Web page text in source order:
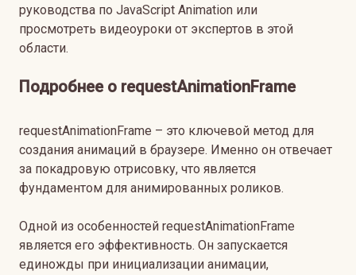
руководства по JavaScript Animation или
просмотреть видеоуроки от экспертов в этой
области.
Подробнее о requestAnimationFrame
requestAnimationFrame – это ключевой метод для
создания анимаций в браузере. Именно он отвечает
за покадровую отрисовку, что является
фундаментом для анимированных роликов.
Одной из особенностей requestAnimationFrame
является его эффективность. Он запускается
единожды при инициализации анимации,